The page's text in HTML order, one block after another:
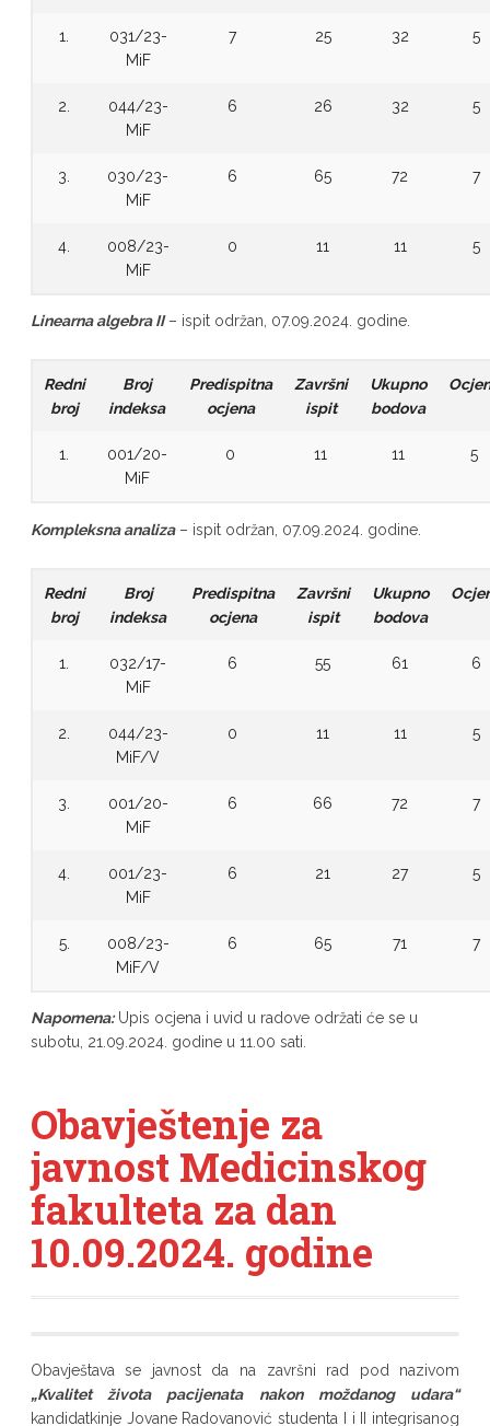
1.
031/23-
MiF
7 25 32 5
2.
044/23-
MiF
6 26 32 5
3.
030/23-
MiF
6 65 72 7
4.
008/23-
MiF
0 11 11 5
Linearna algebra II– ispit održan, 07.09.2024. godine.
Redni
broj
Broj
indeksa
Predispitna
ocjena
Završni
ispit
Ukupno
bodova
1.
001/20-
MiF
0 11 11 5
Kompleksna analiza– ispit održan, 07.09.2024. godine.
Redni
broj
Broj
indeksa
Predispitna
ocjena
Završni
ispit
Ukupno
bodova
1.
032/17-
MiF
6 55 61 6
2.
044/23-
MiF/V
0 11 11 5
3.
001/20-
MiF
6 66 72 7
4.
001/23-
MiF
6 21 27 5
5.
008/23-
MiF/V
6 65 71 7
Napomena:Upis ocjena i uvid u radove održati će se u
subotu, 21.09.2024. godine u 11.00 sati.
Obavještenje za
javnost Medicinskog
fakulteta za dan
10.09.2024. godine
Obavještava se javnost da na završni rad pod nazivom
„Kvalitet života pacijenata nakon moždanog udara“
kandidatkinje Jovane Radovanović studenta I i II integrisanog